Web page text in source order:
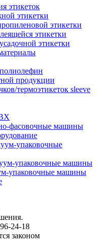
этикеток
этикетки
этикетки
этикетки
этикетки
продукции
термоэтикеток sleeve
фасовочные машины
упаковочные
упаковочные машины
упаковочные машины
24-18
законом